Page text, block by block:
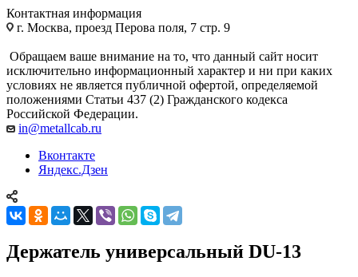
Контактная информация
г. Москва, проезд Перова поля, 7 стр. 9
Обращаем ваше внимание на то, что данный сайт носит
исключительно информационный характер и ни при каких
условиях не является публичной офертой, определяемой
положениями Статьи 437 (2) Гражданского кодекса
Российской Федерации.
in@metallcab.ru
Вконтакте
Яндекс.Дзен
Держатель универсальный DU-13